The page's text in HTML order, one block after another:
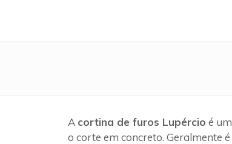
A cortina de furos Lupércio é
o corte em concreto. Geralmente